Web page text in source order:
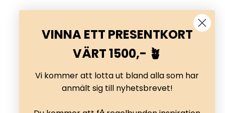
VINNA ETT PRESENTKORT
VÄRT 1500,- 🪴
Vi kommer att lotta ut bland alla som har
anmält sig till nyhetsbrevet!